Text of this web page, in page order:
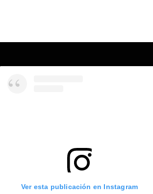
Ver esta publicación en Instagram